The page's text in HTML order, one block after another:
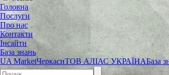
Головна
Послуги
Про нас
Контакти
Інсайти
База знань
UA MarketЧеркасиТОВ АЛІАС УКРАЇНАБаза